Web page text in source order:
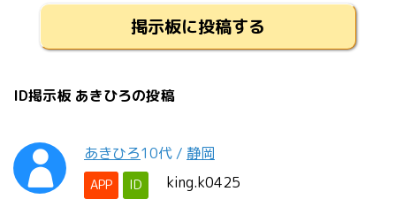
掲示板に投稿する
ID掲示板 あきひろの投稿
あきひろ10代 / 静岡
APP ID king.k0425